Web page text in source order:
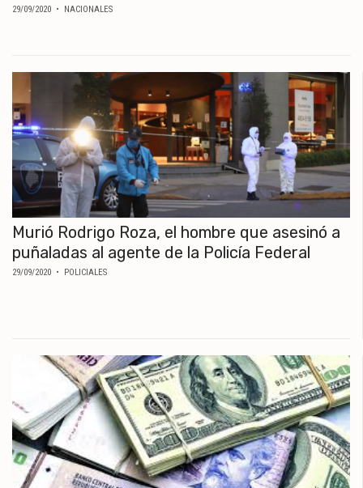
29/09/2020 • NACIONALES
Murió Rodrigo Roza, el hombre que asesinó a
puñaladas al agente de la Policía Federal
29/09/2020 • POLICIALES